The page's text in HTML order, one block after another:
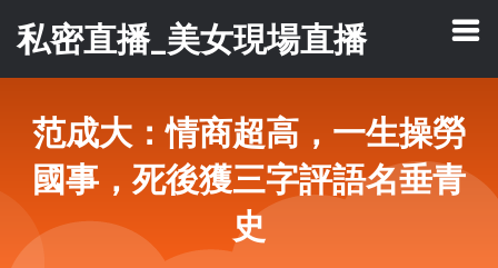
私密直播_美女現場直播
范成大：情商超高，一生操勞
國事，死後獲三字評語名垂青
史